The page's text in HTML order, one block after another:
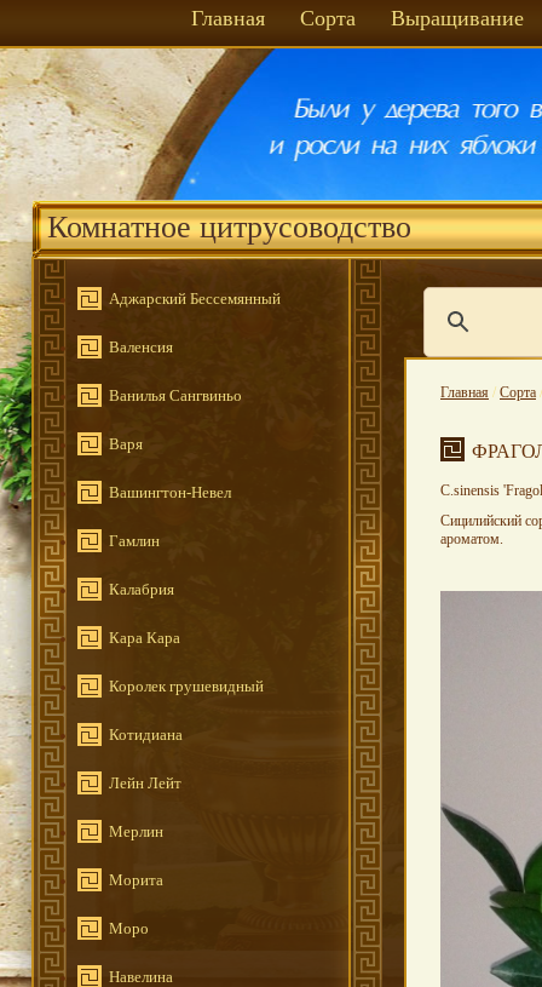
Главная Сорта Выращивание
Комнатное цитрусоводство
Аджарский Бессемянный
Валенсия
Ванилья Сангвиньо
Варя
Вашингтон-Невел
Гамлин
Калабрия
Кара Кара
Королек грушевидный
Котидиана
Лейн Лейт
Мерлин
Морита
Моро
Навелина
Главная / Сорта
С.sinensis
Сицилийский
ароматом.